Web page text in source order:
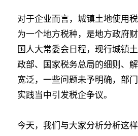
对于企业而言，城镇土地使用
为一个地方税种，是地方政府
国人大常委会日程，现行城镇
政部、国家税务总局的细则、
宽泛，一些问题未予明确，部
实践当中引发税企争议。
今天，我们与大家分析分析这样